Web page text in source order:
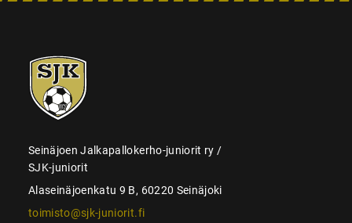
SJK-
juniorit
Seinäjoen Jalkapallokerho-juniorit ry /
SJK-juniorit
Alaseinäjoenkatu 9 B, 60220 Seinäjoki
toimisto@sjk-juniorit.fi